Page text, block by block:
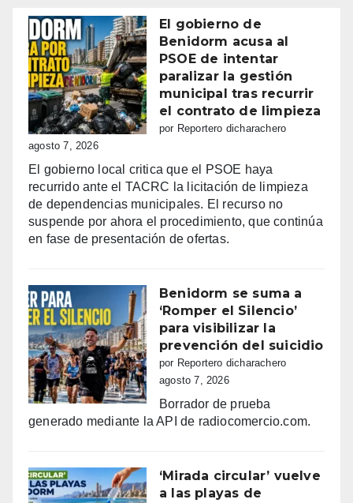
El gobierno de
Benidorm acusa al
PSOE de intentar
paralizar la gestión
municipal tras recurrir
el contrato de limpieza
por Reportero dicharachero
agosto 7, 2026
El gobierno local critica que el PSOE haya
recurrido ante el TACRC la licitación de limpieza
de dependencias municipales. El recurso no
suspende por ahora el procedimiento, que continúa
en fase de presentación de ofertas.
Benidorm se suma a
‘Romper el Silencio’
para visibilizar la
prevención del suicidio
por Reportero dicharachero
agosto 7, 2026
Borrador de prueba
generado mediante la API de radiocomercio.com.
‘Mirada circular’ vuelve
a las playas de